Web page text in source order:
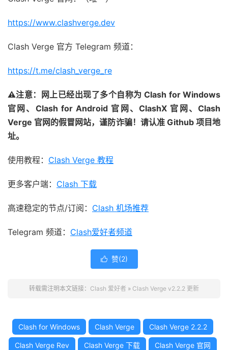
https://www.clashverge.dev
Clash Verge 官方 Telegram 频道：
https://t.me/clash_verge_re
⚠注意：网上已经出现了多个自称为 Clash for Windows
官网、Clash for Android 官网、ClashX 官网、Clash
Verge 官网的假冒网站，谨防诈骗！请认准 Github 项目地
址。
使用教程： Clash Verge 教程
更多客户端： Clash 下载
高速稳定的节点/订阅： Clash 机场推荐
Telegram 频道： Clash爱好者频道
 赞(2)
转载需注明本文链接： Clash 爱好者 » Clash Verge v2.2.2 更新
Clash for Windows Clash Verge Clash Verge 2.2.2
Clash Verge Rev Clash Verge 下载 Clash Verge 官网